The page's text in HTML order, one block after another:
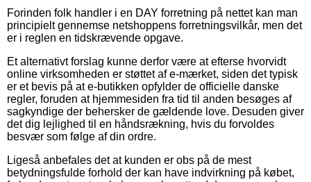
Forinden folk handler i en DAY forretning på nettet kan man
principielt gennemse netshoppens forretningsvilkår, men det
er i reglen en tidskrævende opgave.
Et alternativt forslag kunne derfor være at efterse hvorvidt
online virksomheden er støttet af e-mærket, siden det typisk
er et bevis på at e-butikken opfylder de officielle danske
regler, foruden at hjemmesiden fra tid til anden besøges af
sagkyndige der behersker de gældende love. Desuden giver
det dig lejlighed til en håndsrækning, hvis du forvoldes
besvær som følge af din ordre.
Ligeså anbefales det at kunden er obs på de mest
betydningsfulde forhold der kan have indvirkning på købet,